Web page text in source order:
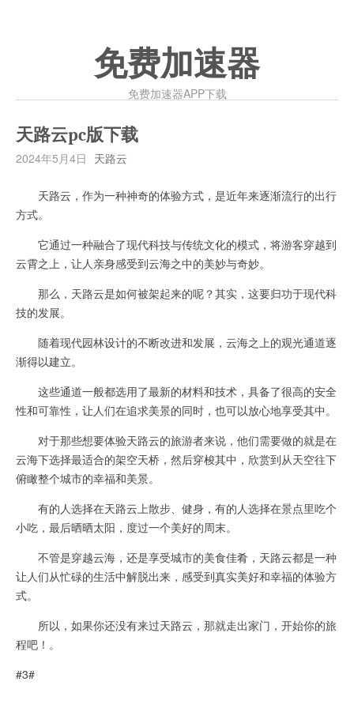
免费加速器
免费加速器APP下载
天路云pc版下载
2024年5月4日 天路云
天路云，作为一种神奇的体验方式，是近年来逐渐流行的出行
方式。
它通过一种融合了现代科技与传统文化的模式，将游客穿越到
云霄之上，让人亲身感受到云海之中的美妙与奇妙。
那么，天路云是如何被架起来的呢？其实，这要归功于现代科
技的发展。
随着现代园林设计的不断改进和发展，云海之上的观光通道逐
渐得以建立。
这些通道一般都选用了最新的材料和技术，具备了很高的安全
性和可靠性，让人们在追求美景的同时，也可以放心地享受其中。
对于那些想要体验天路云的旅游者来说，他们需要做的就是在
云海下选择最适合的架空天桥，然后穿梭其中，欣赏到从天空往下
俯瞰整个城市的幸福和美景。
有的人选择在天路云上散步、健身，有的人选择在景点里吃个
小吃，最后晒晒太阳，度过一个美好的周末。
不管是穿越云海，还是享受城市的美食佳肴，天路云都是一种
让人们从忙碌的生活中解脱出来，感受到真实美好和幸福的体验方
式。
所以，如果你还没有来过天路云，那就走出家门，开始你的旅
程吧！。
#3#